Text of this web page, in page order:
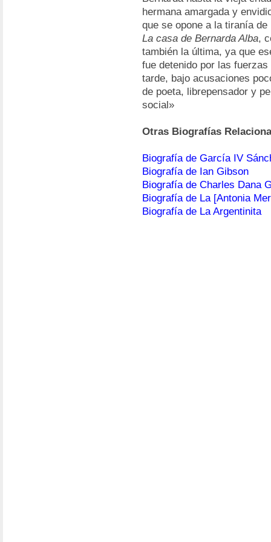
hermana amargada y
que se opone a la tiranía de
La casa de Bernarda Alba,
también la última, ya que
fue detenido por las
tarde, bajo acusaciones
de poeta, librepensador y
social»
Otras Biografías
Biografía de García IV
Biografía de Ian Gibson
Biografía de Charles Dana
Biografía de La [Antonia
Biografía de La Argentinita